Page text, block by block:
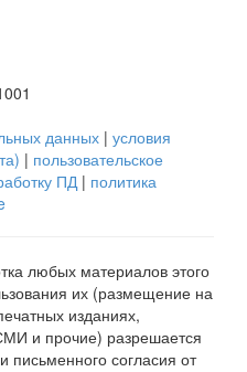
данных | условия
| пользовательское
ПД| политика
любых материалов этого
их (размещение на
изданиях,
и прочие) разрешается
письменного согласия от